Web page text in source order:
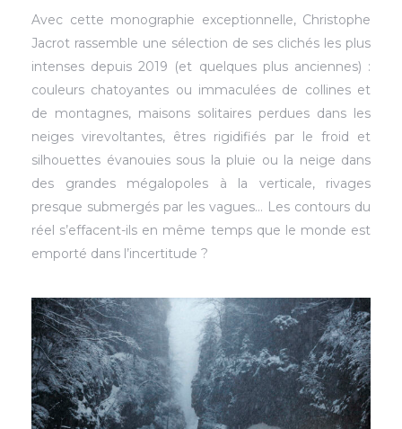
Avec cette monographie exceptionnelle, Christophe
Jacrot rassemble une sélection de ses clichés les plus
intenses depuis 2019 (et quelques plus anciennes) :
couleurs chatoyantes ou immaculées de collines et
de montagnes, maisons solitaires perdues dans les
neiges virevoltantes, êtres rigidifiés par le froid et
silhouettes évanouies sous la pluie ou la neige dans
des grandes mégalopoles à la verticale, rivages
presque submergés par les vagues… Les contours du
réel s’effacent-ils en même temps que le monde est
emporté dans l’incertitude ?